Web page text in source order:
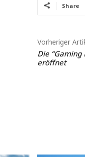
Share
Vorheriger
Die
eröffnet